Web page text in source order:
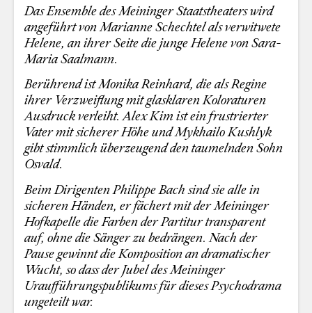
Das Ensemble des Meininger Staatstheaters wird
angeführt von Marianne Schechtel als verwitwete
Helene, an ihrer Seite die junge Helene von Sara-
Maria Saalmann.
Berührend ist Monika Reinhard, die als Regine
ihrer Verzweiflung mit glasklaren Koloraturen
Ausdruck verleiht. Alex Kim ist ein frustrierter
Vater mit sicherer Höhe und Mykhailo Kushlyk
gibt stimmlich überzeugend den taumelnden Sohn
Osvald.
Beim Dirigenten Philippe Bach sind sie alle in
sicheren Händen, er fächert mit der Meininger
Hofkapelle die Farben der Partitur transparent
auf, ohne die Sänger zu bedrängen. Nach der
Pause gewinnt die Komposition an dramatischer
Wucht, so dass der Jubel des Meininger
Uraufführungspublikums für dieses Psychodrama
ungeteilt war.